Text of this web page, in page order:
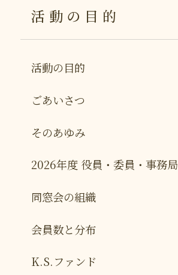
活動の目的
活動の目的
ごあいさつ
そのあゆみ
2026年度 役員・委員・事務局
同窓会の組織
会員数と分布
K.S.ファンド